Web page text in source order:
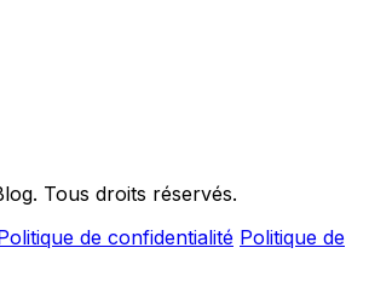
Tous droits réservés.
de confidentialité Politique de